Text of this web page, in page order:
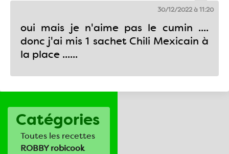
Catégories
Toutes les recettes
ROBBY robicook
30/12/2022 à 11:20
oui mais je n'aime pas le cumin ....
donc j'ai mis 1 sachet Chili Mexicain à
la place ......